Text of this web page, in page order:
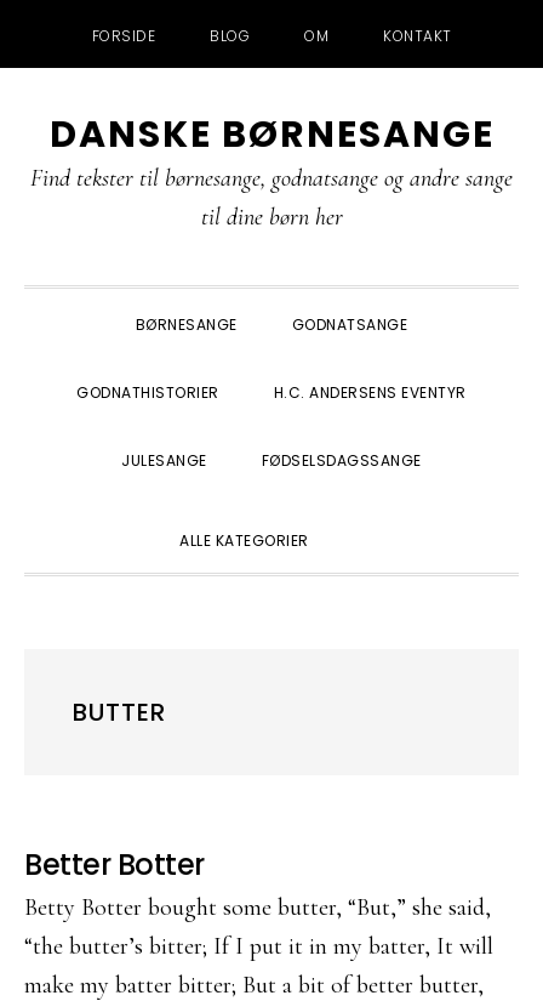
FORSIDE BLOG OM KONTAKT
direkte
til
indhold
direkte
til
direkte
til
DANSKE BØRNESANGE
Find tekster til børnesange, godnatsange og andre sange
til dine børn her
BØRNESANGE GODNATSANGE
GODNATHISTORIER H.C. ANDERSENS EVENTYR
JULESANGE FØDSELSDAGSSANGE
ALLE KATEGORIER
BUTTER
Better Botter
Betty Botter bought some butter, “But,” she said,
“the butter’s bitter; If I put it in my batter, It will
make my batter bitter; But a bit of better butter,